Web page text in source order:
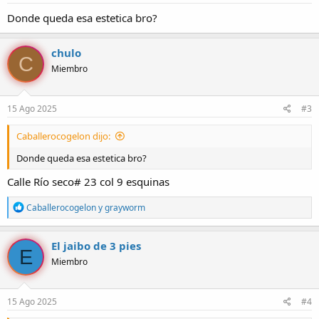
:
Donde queda esa estetica bro?
C chulo
Miembro
15 Ago 2025 #3
Caballerocogelon dijo:
Donde queda esa estetica bro?
Calle Río seco# 23 col 9 esquinas
R
e
a
c
c
i
o
n
e
s
Caballerocogelonygrayworm
E El jaibo de 3 pies
Miembro
15 Ago 2025 #4